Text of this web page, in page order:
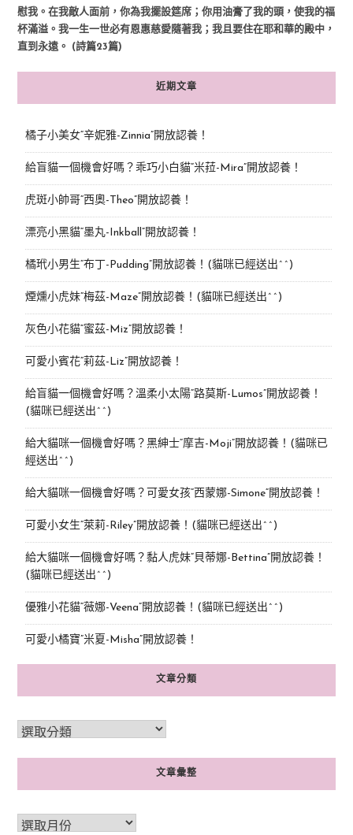
慰我。在我敵人面前，你為我擺設筵席；你用油膏了我的頭，使我的福
杯滿溢。我一生一世必有恩惠慈愛隨著我；我且要住在耶和華的殿中，
直到永遠。 (詩篇23篇)
近期文章
橘子小美女“辛妮雅-Zinnia”開放認養！
給盲貓一個機會好嗎？乖巧小白貓“米菈-Mira”開放認養！
虎斑小帥哥“西奧-Theo”開放認養！
漂亮小黑貓“墨丸-Inkball”開放認養！
橘玳小男生“布丁-Pudding”開放認養！(貓咪已經送出^^)
煙燻小虎妹“梅茲-Maze”開放認養！(貓咪已經送出^^)
灰色小花貓“蜜茲-Miz”開放認養！
可愛小賓花“莉茲-Liz”開放認養！
給盲貓一個機會好嗎？溫柔小太陽“路莫斯-Lumos”開放認養！
(貓咪已經送出^^)
給大貓咪一個機會好嗎？黑紳士“摩吉-Moji”開放認養！(貓咪已
經送出^^)
給大貓咪一個機會好嗎？可愛女孩“西蒙娜-Simone“開放認養！
可愛小女生“萊莉-Riley”開放認養！(貓咪已經送出^^)
給大貓咪一個機會好嗎？黏人虎妹“貝蒂娜-Bettina”開放認養！
(貓咪已經送出^^)
優雅小花貓“薇娜-Veena”開放認養！(貓咪已經送出^^)
可愛小橘寶”米夏-Misha”開放認養！
文章分類
文章彙整